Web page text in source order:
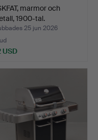
marmor och
1900-tal.
25 jun 2026
USD